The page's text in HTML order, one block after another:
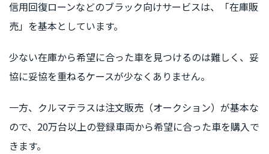
信用回復ローンなどのブラック向けサービスは、「在庫販
売」を基本としています。
少ない在庫から希望に合った車を見つけるのは難しく、妥
協に妥協を重ねるケースが少なくありません。
一方、クルマテラスは注文販売（オークション）が基本な
ので、20万台以上の登録車両から希望に合った車を購入で
きます。